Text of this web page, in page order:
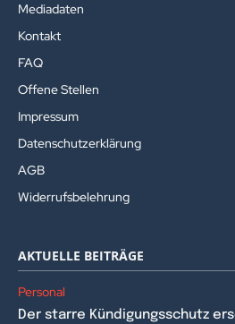
Mediadaten
Kontakt
FAQ
Offene Stellen
Impressum
Datenschutzerklärung
AGB
Widerrufsbelehrung
AKTUELLE BEITRÄGE
Personal
Der starre Kündigungsschutz